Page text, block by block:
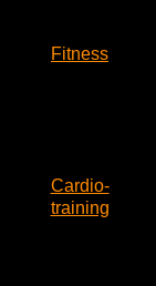
Fitness
Cardio-
training